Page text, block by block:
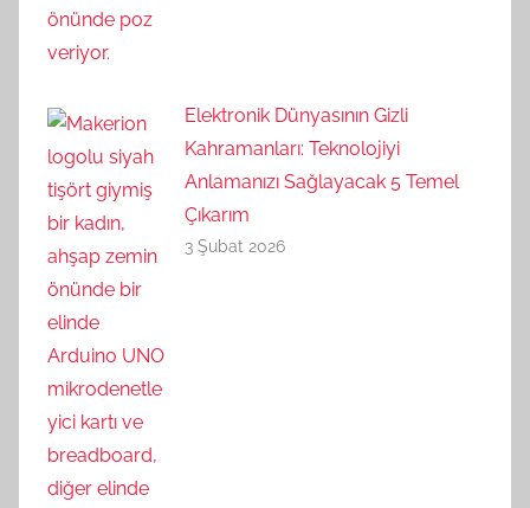
Elektronik Dünyasının Gizli
Kahramanları: Teknolojiyi
Anlamanızı Sağlayacak 5 Temel
Çıkarım
3 Şubat 2026